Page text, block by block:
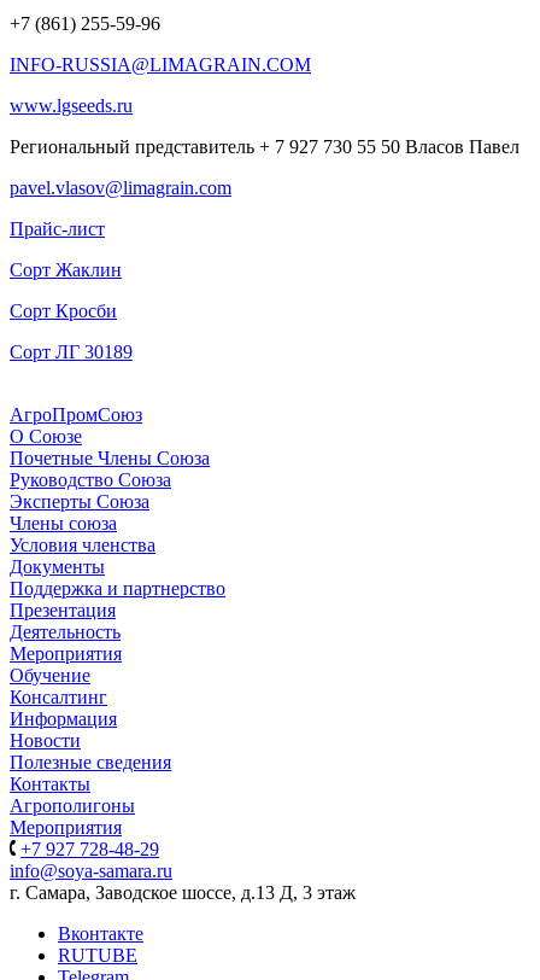
+7 (861) 255-59-96
INFO-RUSSIA@LIMAGRAIN.COM
www.lgseeds.ru
Региональный представитель + 7 927 730 55 50 Власов Павел
pavel.vlasov@limagrain.com
Прайс-лист
Сорт Жаклин
Сорт Кросби
Сорт ЛГ 30189
АгроПромСоюз
О Союзе
Почетные Члены Союза
Руководство Союза
Эксперты Союза
Члены союза
Условия членства
Документы
Поддержка и партнерство
Презентация
Деятельность
Мероприятия
Обучение
Консалтинг
Информация
Новости
Полезные сведения
Контакты
Агрополигоны
Мероприятия
+7 927 728-48-29
info@soya-samara.ru
г. Самара, Заводское шоссе, д.13 Д, 3 этаж
Вконтакте
RUTUBE